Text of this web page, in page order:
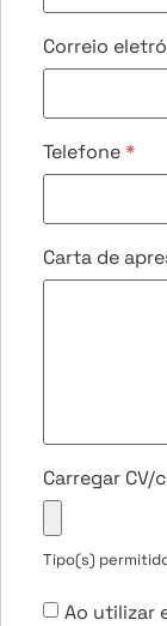
Correio
Telefone*
Carta de
Carregar
Tipo(s)
Ao utilizar